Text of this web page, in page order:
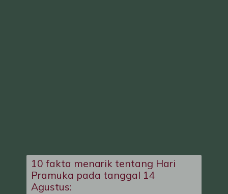
10 fakta menarik tentang Hari
Pramuka pada tanggal 14
Agustus: